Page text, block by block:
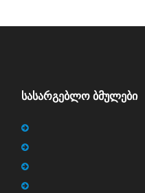
ᲡᲐᲡᲐᲠᲒᲔᲑᲚᲝ ᲑᲛᲣᲚᲔᲑᲘ